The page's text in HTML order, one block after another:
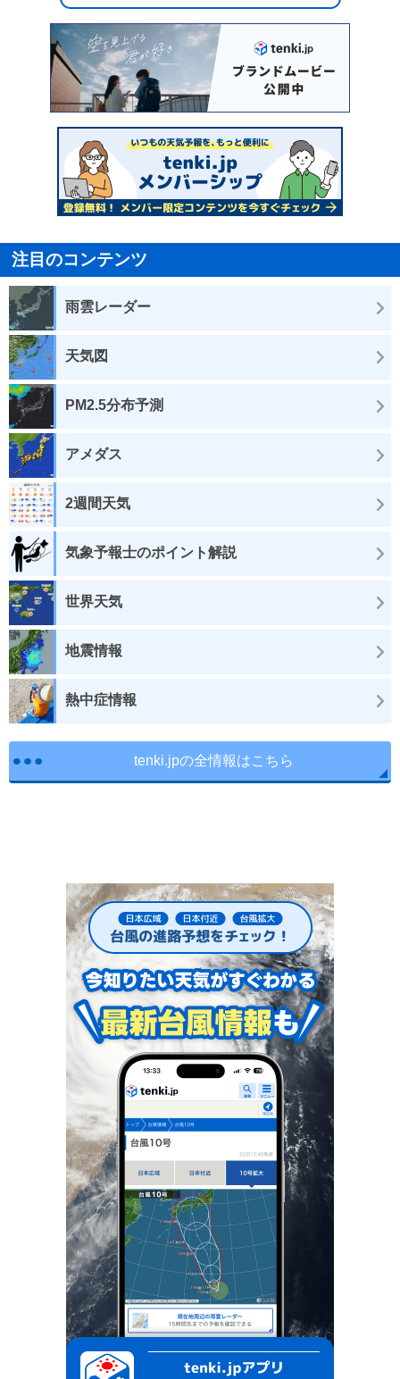
注目のコンテンツ
雨雲レーダー
天気図
PM2.5分布予測
アメダス
2週間天気
気象予報士のポイント解説
世界天気
地震情報
熱中症情報
tenki.jpの全情報はこちら